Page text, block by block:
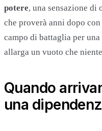
potere, una sensazione di
che proverà anni dopo
campo di battaglia per
allarga un vuoto che
Quando
una